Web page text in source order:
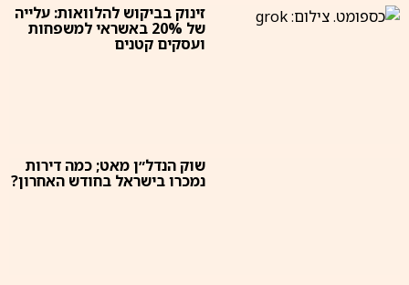
זינוק בביקוש להלוואות: עלייה
של 20% באשראי למשפחות
ועסקים קטנים
שוק הנדל״ן מאט; כמה דירות
נמכרו בישראל בחודש האחרון?